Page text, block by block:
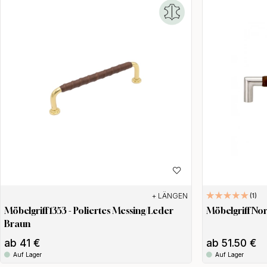
+ LÄNGEN
Möbelgriff 1353 - Poliertes Messing/Leder
Braun
ab 41 €
Auf Lager
1
Möbelgriff
ab 51.50 €
Auf Lager
Mit
Rabatt